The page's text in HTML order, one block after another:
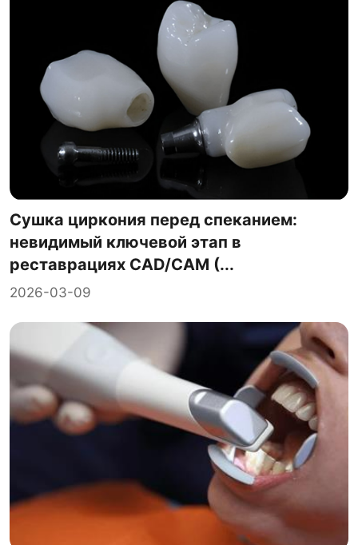
Сушка циркония перед спеканием:
невидимый ключевой этап в
реставрациях CAD/CAM (...
2026-03-09